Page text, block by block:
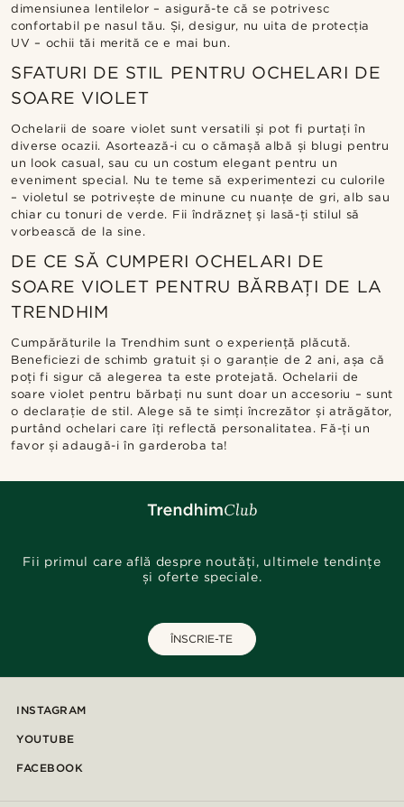
dimensiunea lentilelor – asigură-te că se potrivesc
confortabil pe nasul tău. Și, desigur, nu uita de protecția
UV – ochii tăi merită ce e mai bun.
SFATURI DE STIL PENTRU OCHELARI DE
SOARE VIOLET
Ochelarii de soare violet sunt versatili și pot fi purtați în
diverse ocazii. Asortează-i cu o cămașă albă și blugi pentru
un look casual, sau cu un costum elegant pentru un
eveniment special. Nu te teme să experimentezi cu culorile
– violetul se potrivește de minune cu nuanțe de gri, alb sau
chiar cu tonuri de verde. Fii îndrăzneț și lasă-ți stilul să
vorbească de la sine.
DE CE SĂ CUMPERI OCHELARI DE
SOARE VIOLET PENTRU BĂRBAȚI DE LA
TRENDHIM
Cumpărăturile la Trendhim sunt o experiență plăcută.
Beneficiezi de schimb gratuit și o garanție de 2 ani, așa că
poți fi sigur că alegerea ta este protejată. Ochelarii de
soare violet pentru bărbați nu sunt doar un accesoriu – sunt
o declarație de stil. Alege să te simți încrezător și atrăgător,
purtând ochelari care îți reflectă personalitatea. Fă-ți un
favor și adaugă-i în garderoba ta!
Fii primul care află despre noutăți, ultimele tendințe
și oferte speciale.
ÎNSCRIE-TE
INSTAGRAM
YOUTUBE
FACEBOOK